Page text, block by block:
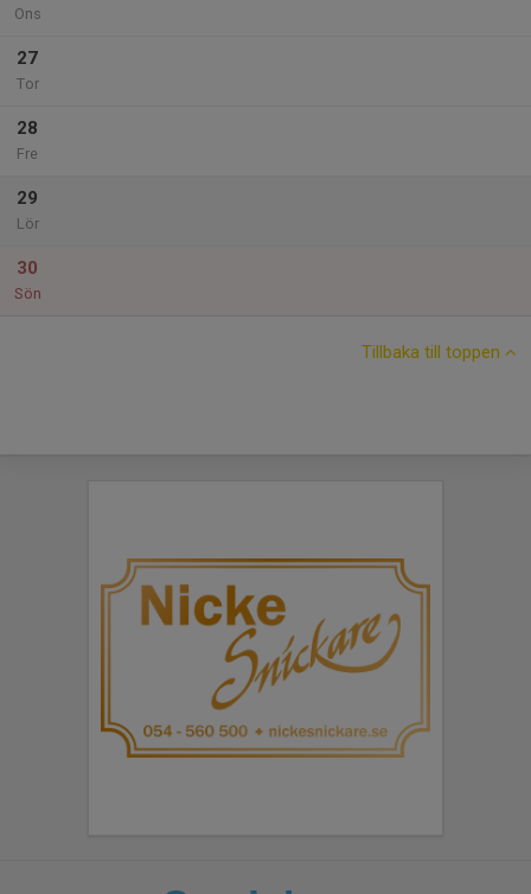
Ons
27
Tor
28
Fre
29
Lör
30
Sön
Tillbaka till toppen